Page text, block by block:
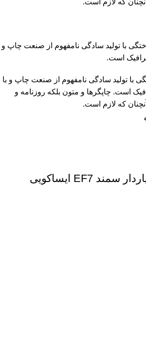
با تولید سادگی نامفهوم از صنعت چاپ و
است.
با تولید سادگی نامفهوم از صنعت چاپ و با
است. چاپگرها و متون بلکه روزنامه و
که لازم است.
غلتک هرزگرد شیاردار سمند EF7 ایساکویی